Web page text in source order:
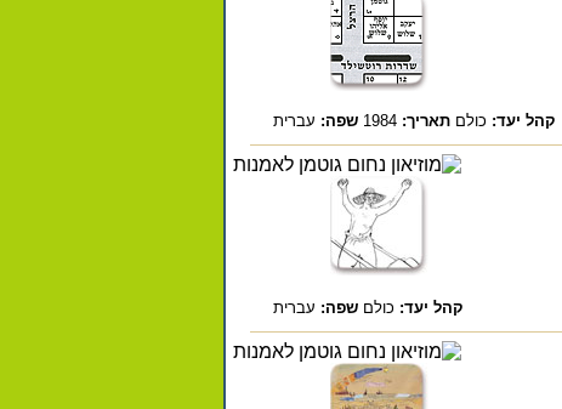
קהל יעד: כולם תאריך: 1984 שפה: עברית
קהל יעד: כולם שפה: עברית